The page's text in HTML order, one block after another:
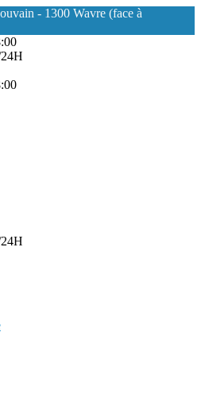
- 1300 Wavre (face à